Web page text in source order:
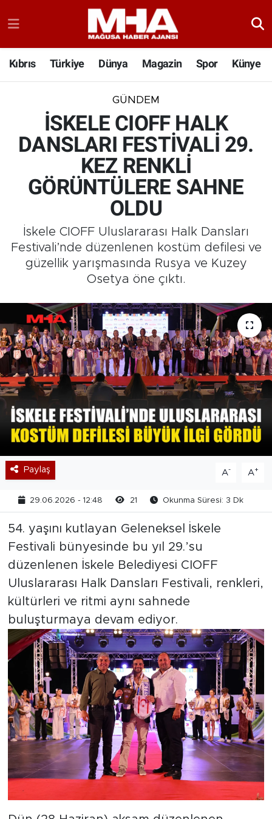
Kıbrıs Türkiye Dünya Magazin Spor Künye
GÜNDEM
İSKELE CIOFF HALK
DANSLARI FESTİVALİ 29.
KEZ RENKLİ
GÖRÜNTÜLERE SAHNE
OLDU
İskele CIOFF Uluslararası Halk Dansları
Festivali’nde düzenlenen kostüm defilesi ve
güzellik yarışmasında Rusya ve Kuzey
Osetya öne çıktı.
Paylaş A- A+
29.06.2026 - 12:48 21 Okunma Süresi: 3 Dk
54. yaşını kutlayan Geleneksel İskele
Festivali bünyesinde bu yıl 29.’su
düzenlenen İskele Belediyesi CIOFF
Uluslararası Halk Dansları Festivali, renkleri,
kültürleri ve ritmi aynı sahnede
buluşturmaya devam ediyor.